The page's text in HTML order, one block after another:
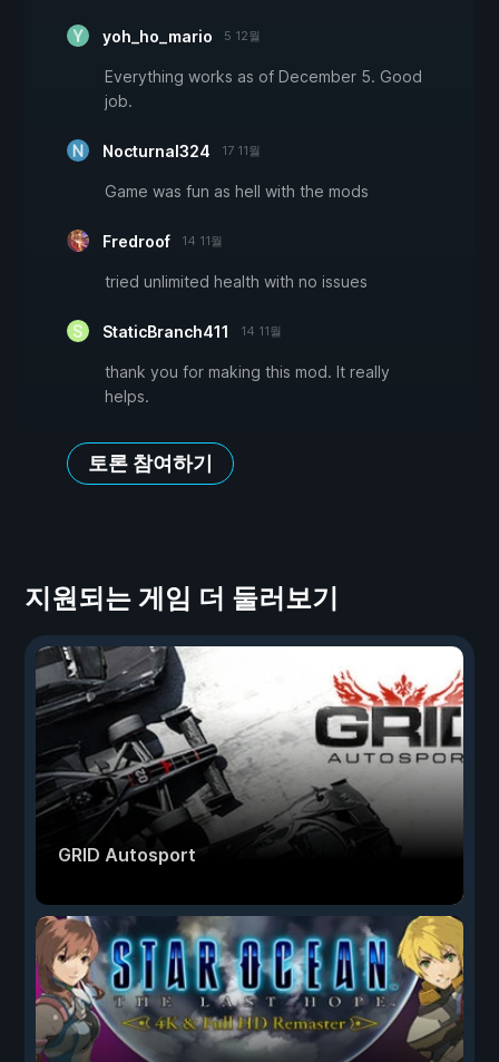
yoh_ho_mario 5 12월
Everything works as of December 5. Good
job.
Nocturnal324 17 11월
Game was fun as hell with the mods
Fredroof 14 11월
tried unlimited health with no issues
StaticBranch411 14 11월
thank you for making this mod. It really
helps.
토론 참여하기
지원되는 게임 더 둘러보기
GRID Autosport